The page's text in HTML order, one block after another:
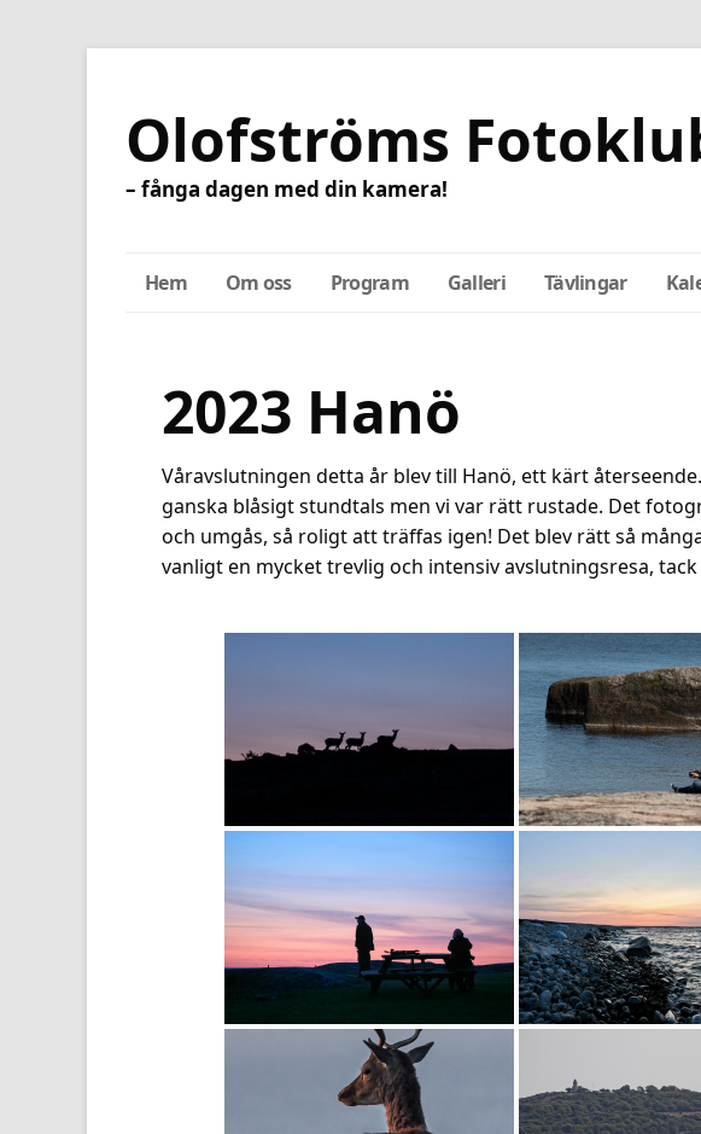
Olofströms
– fånga dagen med din kamera!
Hem Om oss Program Galleri Tävlingar
2023 Hanö
Våravslutningen detta år blev till Hanö, ett kärt
ganska blåsigt stundtals men vi var rätt rustade. Det
och umgås, så roligt att träffas igen! Det blev rätt så
vanligt en mycket trevlig och intensiv avslutningsresa,